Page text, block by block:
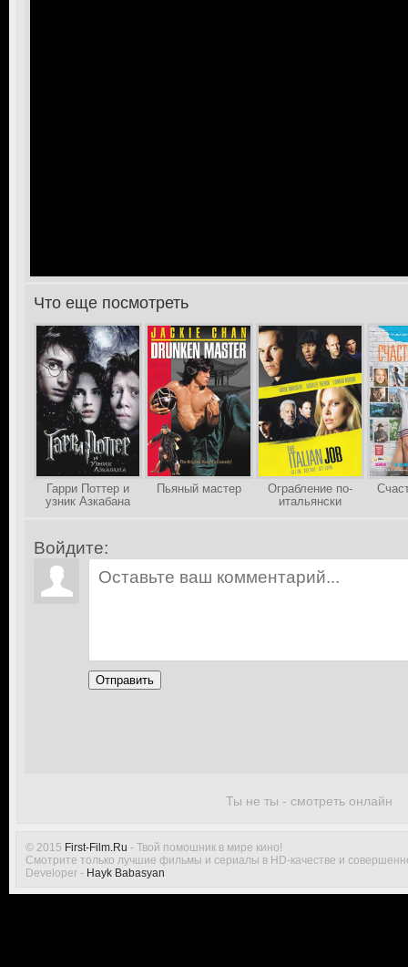
Ты не ты - смотреть онлайн
>Что еще посмотреть
Гарри Поттер и
узник Азкабана
Пьяный мастер
Ограбление по-
итальянски
Войдите:
Отправить
© 2015 First-Film.Ru - Твой помошник в мире кино!
Смотрите только лучшие фильмы и сериалы в HD-качестве и
Developer - Hayk Babasyan